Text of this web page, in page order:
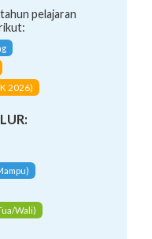
pelajaran
2026)
Wali)